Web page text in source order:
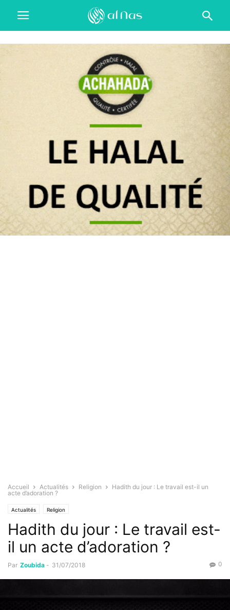
Accueil Actualités Religion
Hadith du jour : Le travail est-il un
acte d’adoration ?
Actualités Religion
Hadith du jour : Le travail est-
il un acte d’adoration ?
Par Zoubida - 31/07/2018 0